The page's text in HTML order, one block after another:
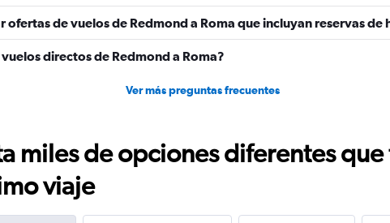
ofertas de vuelos de Redmond a Roma que incluyan reservas de
directos de Redmond a Roma?
Ver más preguntas frecuentes
miles de opciones diferentes
viaje